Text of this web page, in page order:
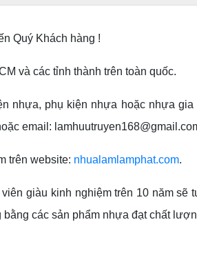
Quý Khách hàng !
và các tỉnh thành trên toàn quốc.
nhựa, phụ kiện nhựa hoặc nhựa
email:
trên website: nhualamlamphat.com.
giàu kinh nghiệm trên 10 năm
các sản phẩm nhựa đạt chất